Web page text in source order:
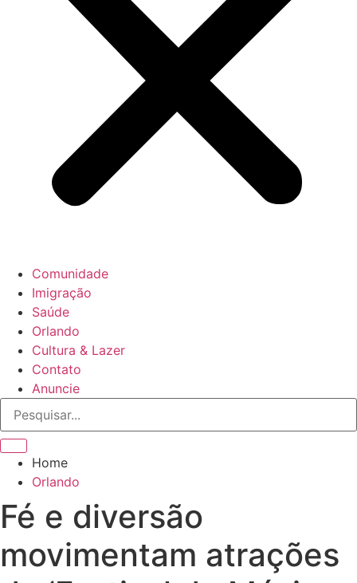
Comunidade
Imigração
Saúde
Orlando
Cultura & Lazer
Contato
Anuncie
Home
Orlando
Fé e diversão
movimentam atrações